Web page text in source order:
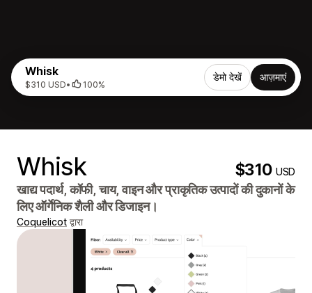
Whisk
$310 USD• 100%
डेमो देखें आज़माएं
Whisk $310USD
खाद्य पदार्थ, कॉफी, चाय, वाइन और प्राकृतिक उत्पादों की दुकानों के
लिए ऑर्गेनिक शैली और डिजाइन।
Coquelicot द्वारा